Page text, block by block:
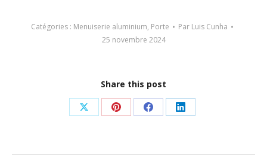
Catégories : Menuiserie aluminium, Porte Par Luis Cunha
25 novembre 2024
Share this post
Partager
X
Partager
Pinterest
Partager
Facebook
Partager
LinkedIn